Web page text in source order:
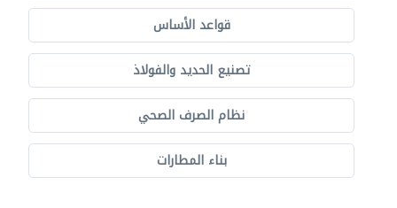
قواعد الأساس
تصنيع الحديد والفولاذ
نظام الصرف الصحي
بناء المطارات